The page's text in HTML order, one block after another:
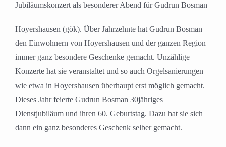
Jubiläumskonzert als besonderer Abend für Gudrun Bosman
Hoyershausen (gök). Über Jahrzehnte hat Gudrun Bosman
den Einwohnern von Hoyershausen und der ganzen Region
immer ganz besondere Geschenke gemacht. Unzählige
Konzerte hat sie veranstaltet und so auch Orgelsanierungen
wie etwa in Hoyershausen überhaupt erst möglich gemacht.
Dieses Jahr feierte Gudrun Bosman 30jähriges
Dienstjubiläum und ihren 60. Geburtstag. Dazu hat sie sich
dann ein ganz besonderes Geschenk selber gemacht.